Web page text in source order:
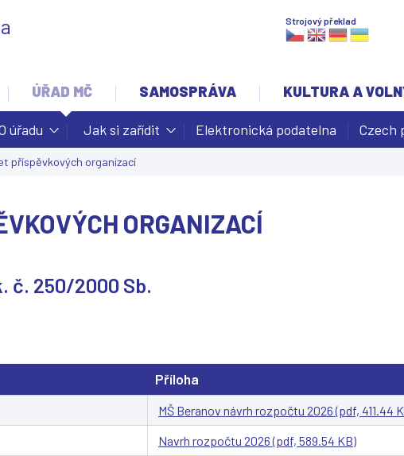
Strojový překlad
ÚŘAD MČ
úřadu Jak si zařídit Elektronická podatelna Czech
SAMOSPRÁVA KULTURA A
příspěvkových organizací
ORGANIZACÍ
č. 250/2000 Sb.
Příloha
MŠ Beranov návrh rozpočtu 2026 (pdf, 411.44
Navrh rozpočtu 2026 (pdf, 589.54 KB)